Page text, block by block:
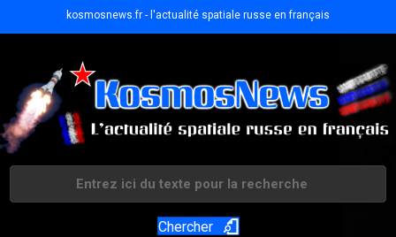
kosmosnews.fr - l'actualité spatiale russe en français
Chercher